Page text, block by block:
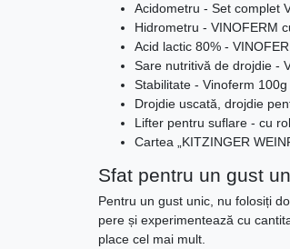
Acidometru - Set complet
Hidrometru - VINOFERM
Acid lactic 80% -
Sare nutritivă de drojdie -
Stabilitate - Vinoferm 100g
Drojdie uscată, drojdie
Lifter pentru suflare - cu
Cartea „KITZINGER
Sfat pentru un gust
Pentru un gust unic, nu folosiți
pere și experimentează cu
place cel mai mult.